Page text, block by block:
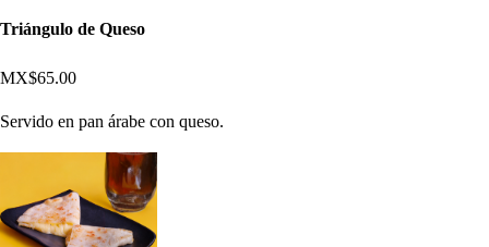
Triángulo de Queso
MX$65.00
Servido en pan árabe con queso.